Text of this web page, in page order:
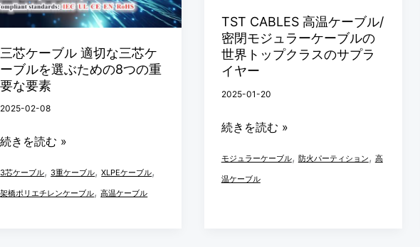
て
極
度
の
放
射
線
克
服
線
は、
従
来
巻
き
取
三芯ケーブル 適切な三芯ケ
ーブルを選ぶための8つの重
要な要素
2025-02-08
ル
適
切
な
三
芯
ブ
ル
続きを読む »
3芯ケーブル, 3重ケーブル,XLPEケーブル,
架橋ポリエチレンケーブル,高温ケーブル
TST CABLES 高温ケーブル/
密閉モジュラーケーブルの
世界トップクラスのサプラ
イヤー
2025-01-20
ブ
ル/
密
閉
ジ
ュ
ラ
続きを読む »
モジュラーケーブル, 防火パーティション , 高
温ケーブル